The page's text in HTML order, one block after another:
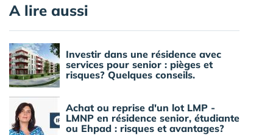
A lire aussi
Investir dans une résidence avec
services pour senior : pièges et
risques? Quelques conseils.
Achat ou reprise d'un lot LMP -
LMNP en résidence senior, étudiante
ou Ehpad : risques et avantages?